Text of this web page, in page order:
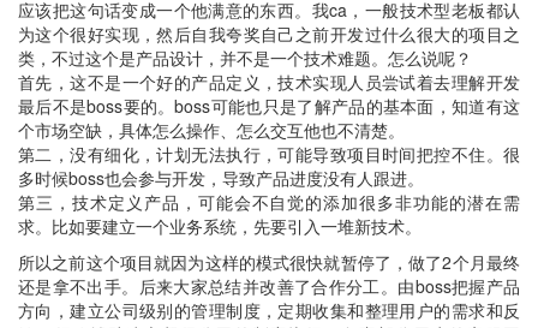
应该把这句话变成一个他满意的东西。我ca，一般技术型老板都认
为这个很好实现，然后自我夸奖自己之前开发过什么很大的项目之
类，不过这个是产品设计，并不是一个技术难题。怎么说呢？
首先，这不是一个好的产品定义，技术实现人员尝试着去理解开发
最后不是boss要的。boss可能也只是了解产品的基本面，知道有这
个市场空缺，具体怎么操作、怎么交互他也不清楚。
第二，没有细化，计划无法执行，可能导致项目时间把控不住。很
多时候boss也会参与开发，导致产品进度没有人跟进。
第三，技术定义产品，可能会不自觉的添加很多非功能的潜在需
求。比如要建立一个业务系统，先要引入一堆新技术。
所以之前这个项目就因为这样的模式很快就暂停了，做了2个月最终
还是拿不出手。后来大家总结并改善了合作分工。由boss把握产品
方向，建立公司级别的管理制度，定期收集和整理用户的需求和反